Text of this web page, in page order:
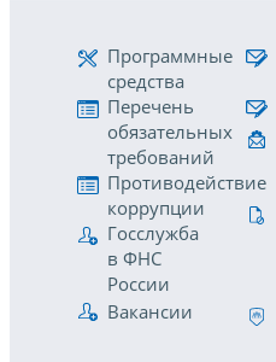
Программные
средства
Перечень
обязательных
требований
Противодействие
коррупции
Госслужба
в ФНС
России
Вакансии